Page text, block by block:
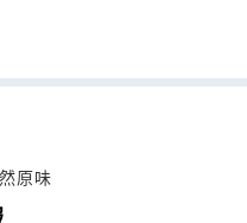
原味